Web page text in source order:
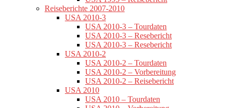
Reiseberichte 2007-2010
USA 2010-3
USA 2010-3 – Tourdaten
USA 2010-3 – Resebericht
USA 2010-3 – Resebericht
USA 2010-2
USA 2010-2 – Tourdaten
USA 2010-2 – Vorbereitung
USA 2010-2 – Reisebericht
USA 2010
USA 2010 – Tourdaten